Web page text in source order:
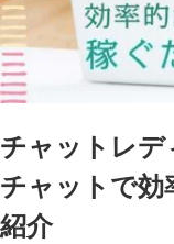
チャットレデ
チャットで
紹介